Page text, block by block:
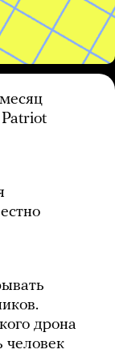
дрона
человек